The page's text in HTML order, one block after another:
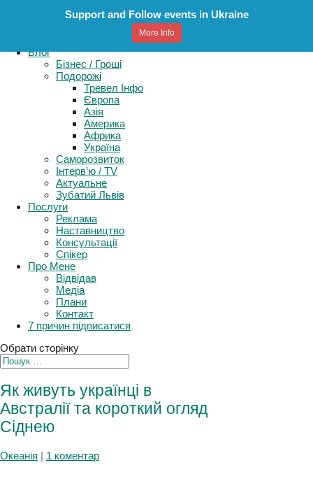
Блог
Бізнес / Гроші
Подорожі
Тревел Інфо
Європа
Азія
Америка
Африка
Україна
Саморозвиток
Інтерв’ю / TV
Актуальне
Зубатий Львів
Послуги
Реклама
Наставництво
Консультації
Спікер
Про Мене
Відвідав
Медіа
Плани
Контакт
7 причин підписатися
Обрати сторінку
Як живуть українці в
Австралії та короткий огляд
Support and Follow events in Ukraine
More Info